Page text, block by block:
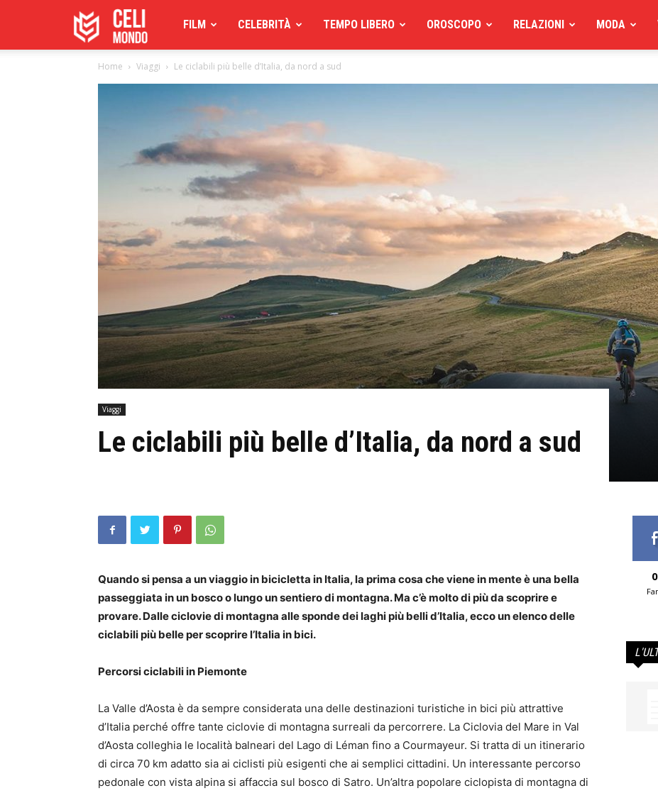
Celimoondo
FILM CELEBRITÀ TEMPO LIBERO OROSCOPO RELAZIONI MODA
Home Viaggi Le ciclabili più belle d’Italia, da nord a sud
Viaggi
Le ciclabili più belle d’Italia, da nord a sud
Quando si pensa a un viaggio in bicicletta in Italia, la prima cosa che viene in mente è una bella
passeggiata in un bosco o lungo un sentiero di montagna. Ma c’è molto di più da scoprire e
provare. Dalle ciclovie di montagna alle sponde dei laghi più belli d’Italia, ecco un elenco delle
ciclabili più belle per scoprire l’Italia in bici.
Percorsi ciclabili in Piemonte
La Valle d’Aosta è da sempre considerata una delle destinazioni turistiche in bici più attrattive
d’Italia perché offre tante ciclovie di montagna surreali da percorrere. La Ciclovia del Mare in Val
d’Aosta colleghia le località balneari del Lago di Léman fino a Courmayeur. Si tratta di un itinerario
di circa 70 km adatto sia ai ciclisti più esigenti che ai semplici cittadini. Un interessante percorso
pedonale con vista alpina si affaccia sul bosco di Satro. Un’altra popolare ciclopista di montagna di
0